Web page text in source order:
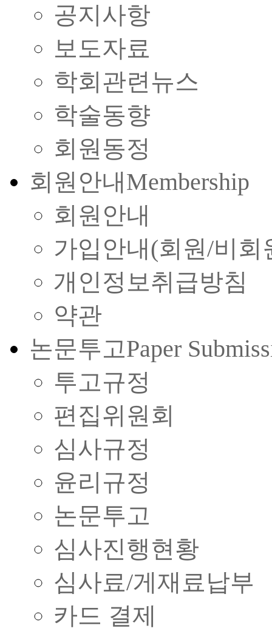
공지사항
보도자료
학회관련뉴스
학술동향
회원동정
회원안내Membership
회원안내
가입안내(회원/비회
개인정보취급방침
약관
논문투고Paper
투고규정
편집위원회
심사규정
윤리규정
논문투고
심사진행현황
심사료/게재료납부
카드 결제